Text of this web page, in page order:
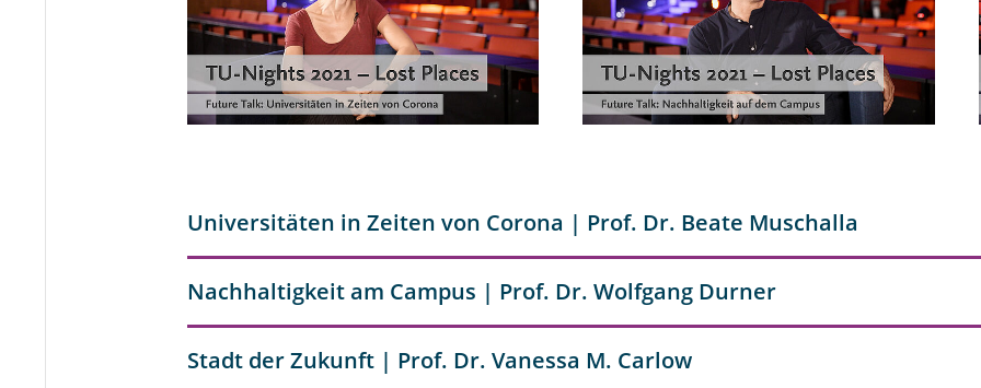
Universitäten in Zeiten von Corona | Prof. Dr. Beate Muschalla
Nachhaltigkeit am Campus | Prof. Dr. Wolfgang Durner
Stadt der Zukunft | Prof. Dr. Vanessa M. Carlow